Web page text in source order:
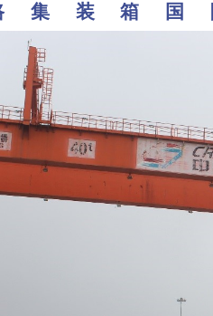
集装箱